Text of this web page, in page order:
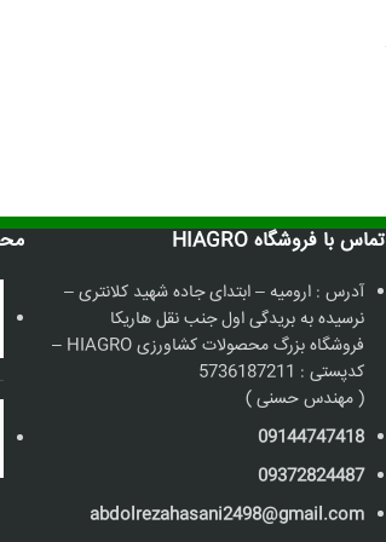
تماس با فروشگاه HIAGRO
آدرس : ارومیه – ابتدای جاده شهید کلانتری –
نرسیده به بریدگی اول جنب نقل هاریکا
فروشگاه بزرگ محصولات کشاورزی HIAGRO –
کدپستی : 5736187211
( مهندس حسنی )
09144747418
09372824487
abdolrezahasani2498@gmail.com